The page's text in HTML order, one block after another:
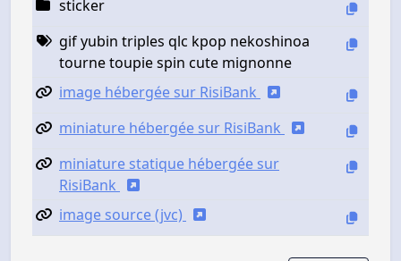
sticker
gif yubin triples qlc kpop nekoshinoa
tourne toupie spin cute mignonne
image hébergée sur RisiBank
miniature hébergée sur RisiBank
miniature statique hébergée sur
RisiBank
image source (jvc)